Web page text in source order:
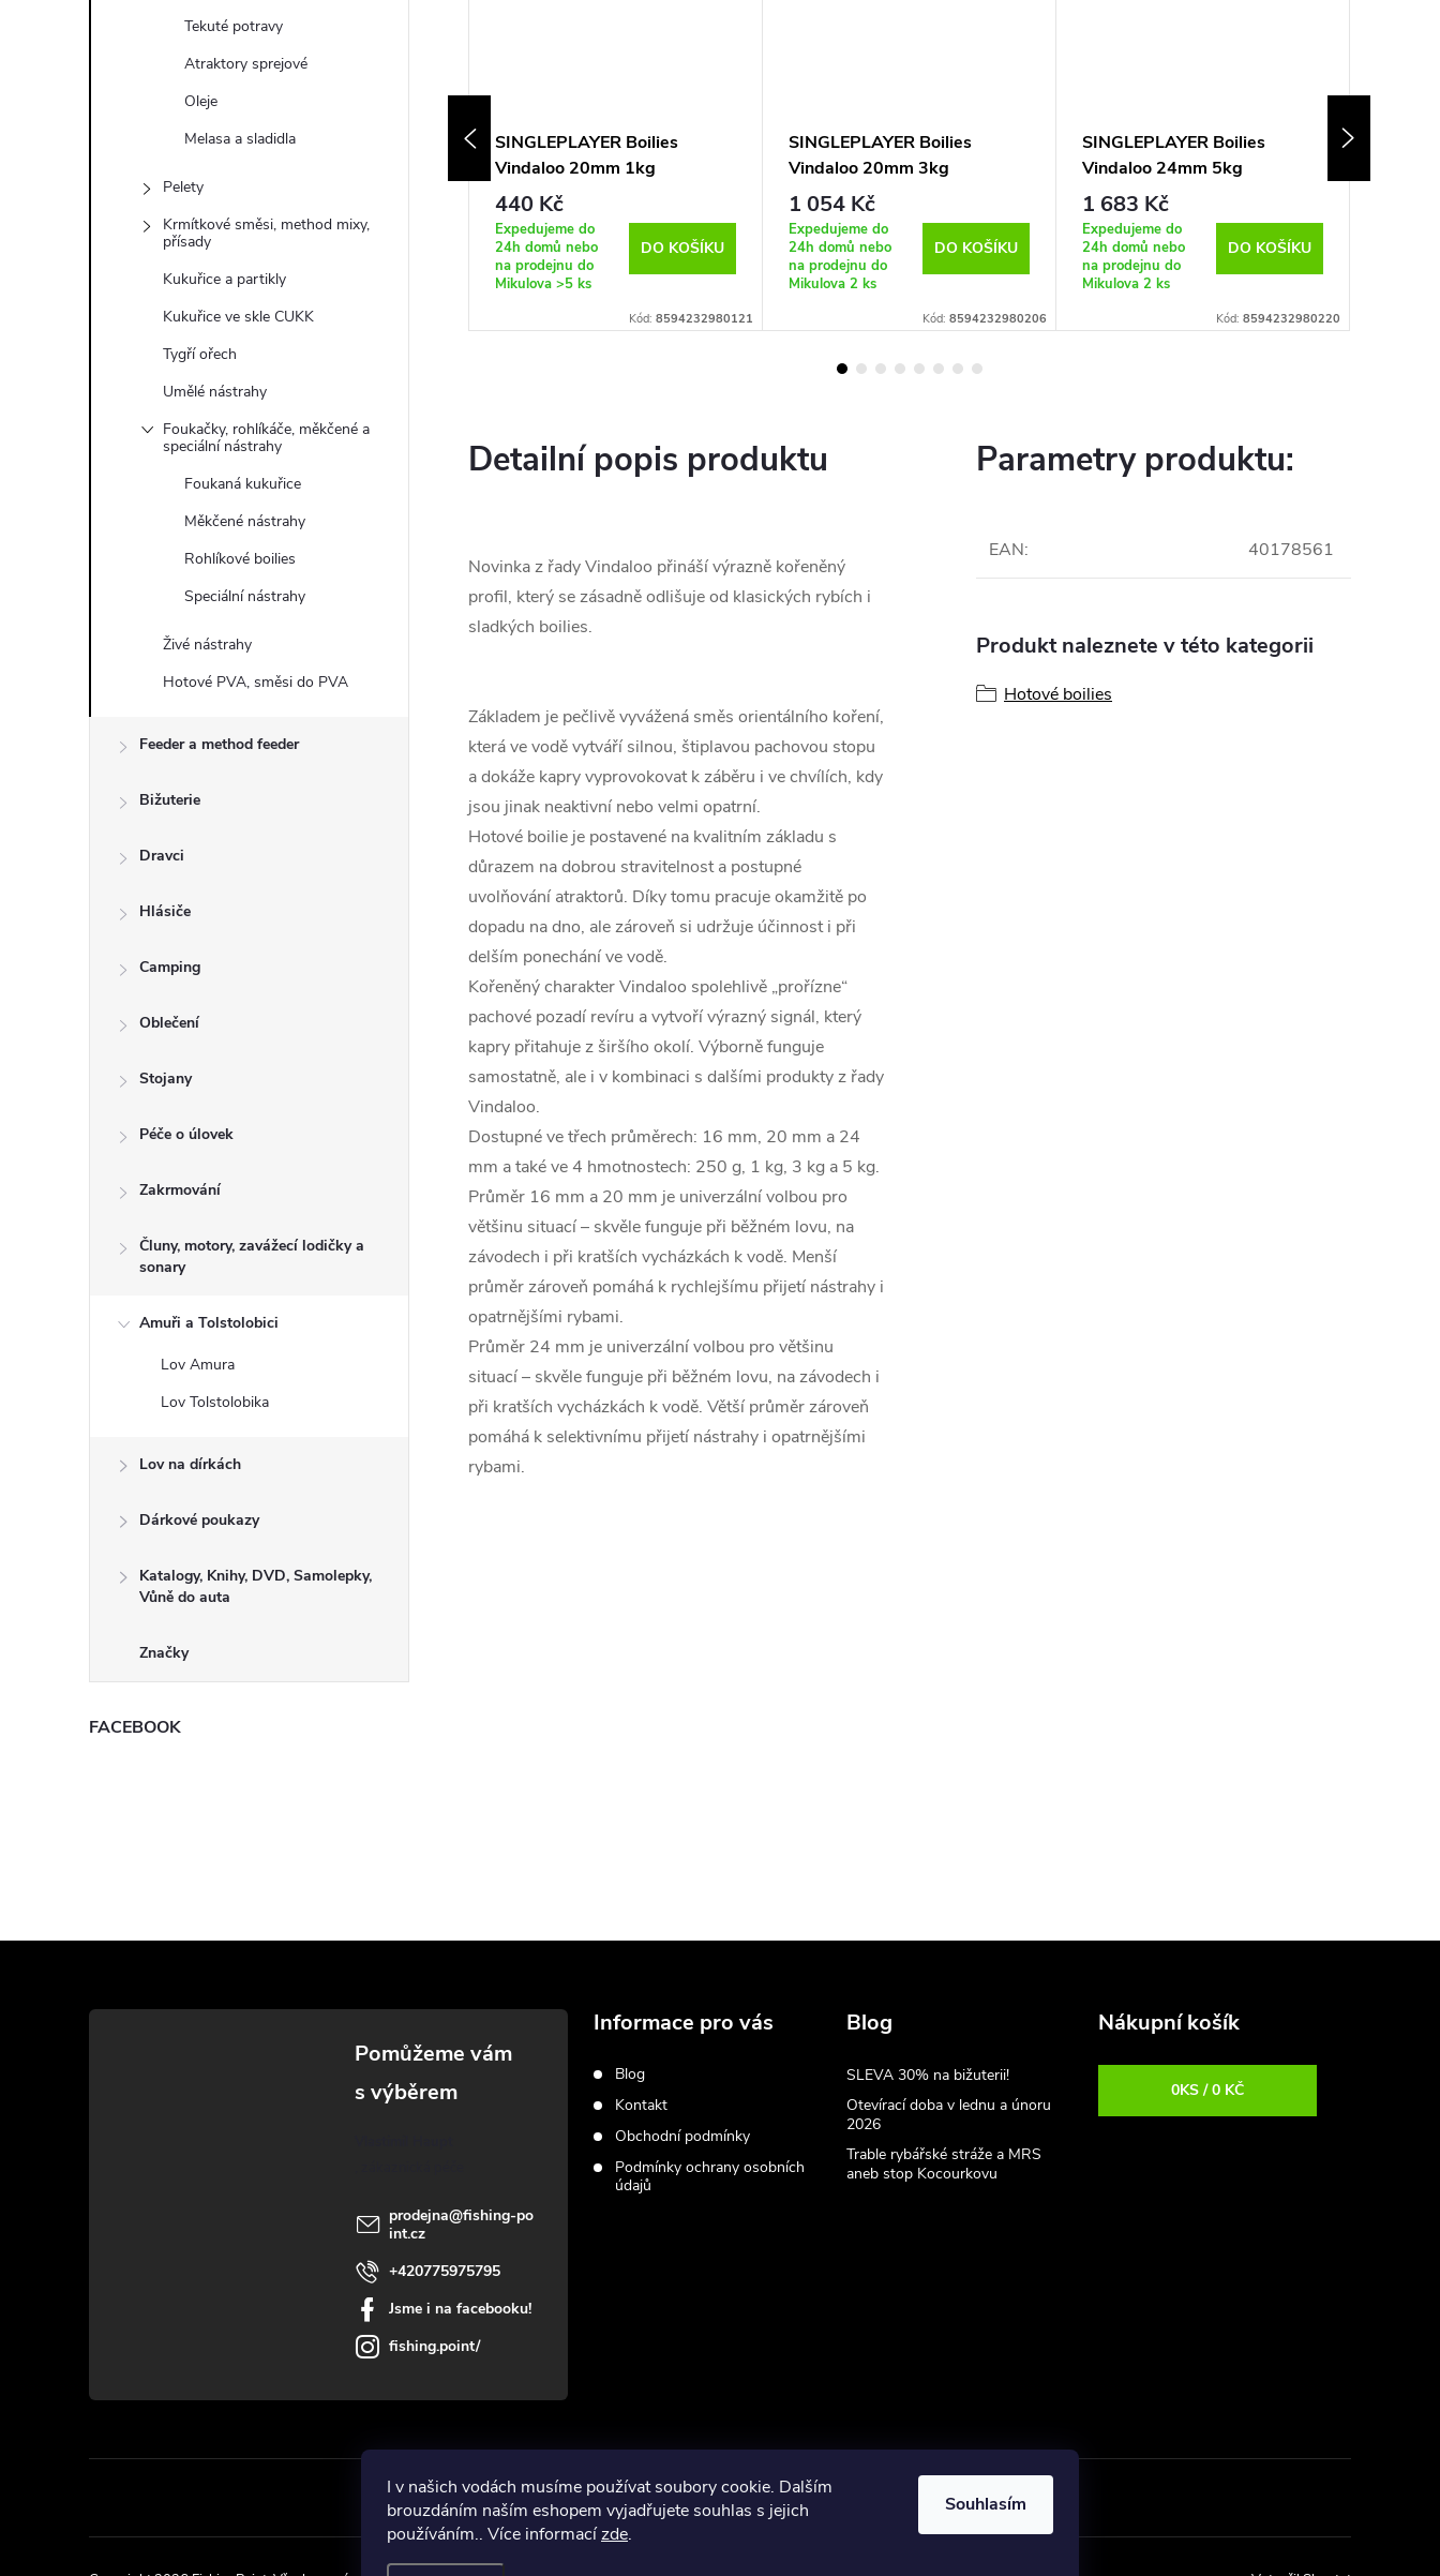
I v našich vodách musíme používat soubory cookie. Dalším
brouzdáním naším eshopem vyjadřujete souhlas s jejich
používáním.. Více informacízde.
Souhlasím
Tekuté potravy
Atraktory sprejové
Oleje
Melasa a sladidla
Pelety
Krmítkové směsi, method mixy,
přísady
Kukuřice a partikly
Kukuřice ve skle CUKK
Tygří ořech
Umělé nástrahy
Foukačky, rohlíkáče, měkčené a
speciální nástrahy
Foukaná kukuřice
Měkčené nástrahy
Rohlíkové boilies
Speciální nástrahy
Živé nástrahy
Hotové PVA, směsi do PVA
Feeder a method feeder
Bižuterie
Dravci
Hlásiče
Camping
Oblečení
Stojany
Péče o úlovek
Zakrmování
Čluny, motory, zavážecí lodičky a
sonary
Amuři a Tolstolobici
Lov Amura
Lov Tolstolobika
Lov na dírkách
Dárkové poukazy
Katalogy, Knihy, DVD, Samolepky,
Vůně do auta
Značky
FACEBOOK
8594232980091
SINGLEPLAYER Boilies
Expedujeme do
24h domů nebo
Mikulova3 ks
SINGLEPLAYER Boilies
Vindaloo 20mm 1kg
440 Kč
Expedujeme do
24h domů nebo
na prodejnu do
Mikulova >5 ks
DO KOŠÍKU
Kód: 8594232980121
SINGLEPLAYER Boilies
Vindaloo 20mm 3kg
1 054 Kč
Expedujeme do
24h domů nebo
na prodejnu do
Mikulova 2 ks
DO KOŠÍKU
Kód: 8594232980206
SINGLEPLAYER Boilies
Vindaloo 24mm 5kg
1 683 Kč
Expedujeme do
24h domů nebo
na prodejnu do
Mikulova 2 ks
DO KOŠÍKU
Kód: 8594232980220
Detailní popis produktu
Novinka z řady Vindaloo přináší výrazně kořeněný
profil, který se zásadně odlišuje od klasických rybích i
sladkých boilies.
Základem je pečlivě vyvážená směs orientálního koření,
která ve vodě vytváří silnou, štiplavou pachovou stopu
a dokáže kapry vyprovokovat k záběru i ve chvílích, kdy
jsou jinak neaktivní nebo velmi opatrní.
Hotové boilie je postavené na kvalitním základu s
důrazem na dobrou stravitelnost a postupné
uvolňování atraktorů. Díky tomu pracuje okamžitě po
dopadu na dno, ale zároveň si udržuje účinnost i při
delším ponechání ve vodě.
Kořeněný charakter Vindaloo spolehlivě „prořízne“
pachové pozadí revíru a vytvoří výrazný signál, který
kapry přitahuje z širšího okolí. Výborně funguje
samostatně, ale i v kombinaci s dalšími produkty z řady
Vindaloo.
Dostupné ve třech průměrech: 16 mm, 20 mm a 24
mm a také ve 4 hmotnostech: 250 g, 1 kg, 3 kg a 5 kg.
Průměr 16 mm a 20 mm je univerzální volbou pro
většinu situací – skvěle funguje při běžném lovu, na
závodech i při kratších vycházkách k vodě. Menší
průměr zároveň pomáhá k rychlejšímu přijetí nástrahy i
opatrnějšími rybami.
Průměr 24 mm je univerzální volbou pro většinu
situací – skvěle funguje při běžném lovu, na závodech i
při kratších vycházkách k vodě. Větší průměr zároveň
pomáhá k selektivnímu přijetí nástrahy i opatrnějšími
rybami.
Parametry produktu:
EAN: 40178561
Produkt naleznete v této kategorii
Hotové boilies
prodejna@fishing-po
int.cz
+420775975795
Jsme i na facebooku!
fishing.point/
Informace pro vás
Blog
Kontakt
Obchodní podmínky
Podmínky ochrany osobních
údajů
Blog
SLEVA 30% na bižuterii!
Otevírací doba v lednu a únoru
2026
Trable rybářské stráže a MRS
aneb stop Kocourkovu
Nákupní košík
0KS /0 KČ